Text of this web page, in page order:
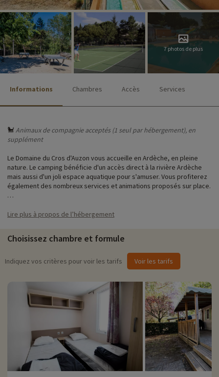
7 photos de plus
Informations Chambres Accès Services
🐩 Animaux de compagnie acceptés (1 seul par hébergement), en
supplément
Le Domaine du Cros d'Auzon vous accueille en Ardèche, en pleine
nature. Le camping bénéficie d'un accès direct à la rivière Ardèche
mais aussi d'un joli espace aquatique pour s'amuser. Vous profiterez
également des nombreux services et animations proposés sur place.
pouvant accueillir jusqu'à 6 personnes.
♥iNotre activité coup de cœur
Base Nautique du Pont d'Arc
: ouvert du 1er avril au 30 septembre
› Situé à 20 minutes de route du village
› Site protégé classé Réserve Naturelle
› Tarif adulte dès 19,00 €, enfant 7 à 15 ans de 7 à 13,00 €
Lire plus à propos de l’hébergement
Choisissez chambre et formule
Indiquez vos critères pour voir les tarifs Voir les tarifs